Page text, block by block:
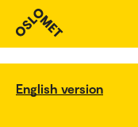
English version